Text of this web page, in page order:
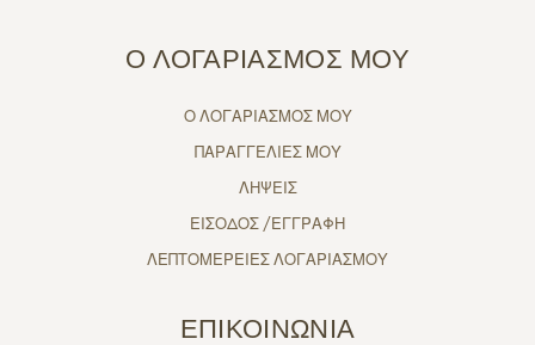
Ο ΛΟΓΑΡΙΑΣΜΟΣ ΜΟΥ
Ο ΛΟΓΑΡΙΑΣΜΟΣ ΜΟΥ
ΠΑΡΑΓΓΕΛΙΕΣ ΜΟΥ
ΛΗΨΕΙΣ
ΕΙΣΟΔΟΣ /ΕΓΓΡΑΦΗ
ΛΕΠΤΟΜΕΡΕΙΕΣ ΛΟΓΑΡΙΑΣΜΟΥ
ΕΠΙΚΟΙΝΩΝΙΑ